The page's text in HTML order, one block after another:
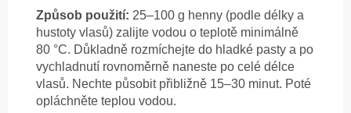
Způsob použití: 25–100 g henny (podle délky a
hustoty vlasů) zalijte vodou o teplotě minimálně
80 °C. Důkladně rozmíchejte do hladké pasty a po
vychladnutí rovnoměrně naneste po celé délce
vlasů. Nechte působit přibližně 15–30 minut. Poté
opláchněte teplou vodou.